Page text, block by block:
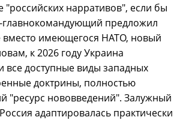
"российских нарративов", если бы
главнокомандующий предложил
вместо имеющегося НАТО, новый
к 2026 году Украина
все доступные виды западных
доктрины, полностью
"ресурс нововведений". Залужный
адаптировалась практически